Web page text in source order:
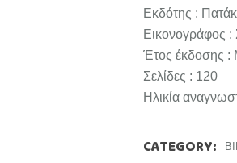
Εκδότης :
Εικονογράφος
Έτος έκδοσης :
Σελίδες : 120
Ηλικία
CATEGORY: